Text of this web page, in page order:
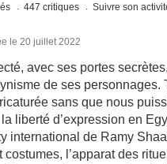
447 critiques Suivre son
le 20 juillet 2022
avec ses portes
de ses personnages.
sans que nous
liberté d’expression en
international de Ramy
costumes, l’apparat des